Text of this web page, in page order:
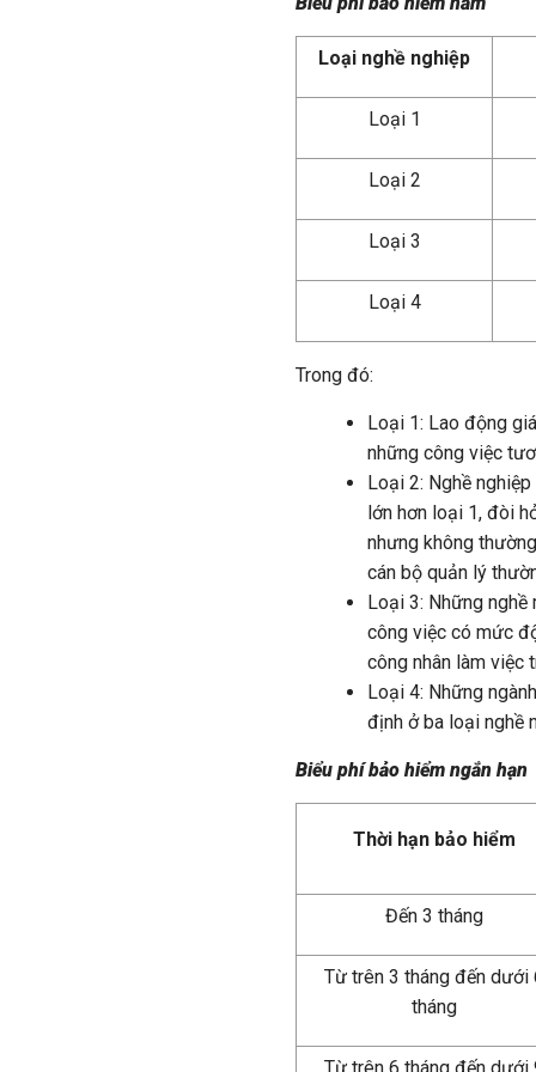
Loại nghề nghiệp
Loại 1
Loại 2
Loại 3
Loại 4
Trong đó:
Loại 1: Lao động
những công việc
Loại 2: Nghề
lớn hơn loại 1, đòi
nhưng không
cán bộ quản lý
Loại 3: Những nghề
công việc có mức
công nhân làm việc
Loại 4: Những
định ở ba loại nghề
Biểu phí bảo hiểm ngắn hạn
Thời hạn bảo hiểm
Đến 3 tháng
Từ trên 3 tháng đến dưới
tháng